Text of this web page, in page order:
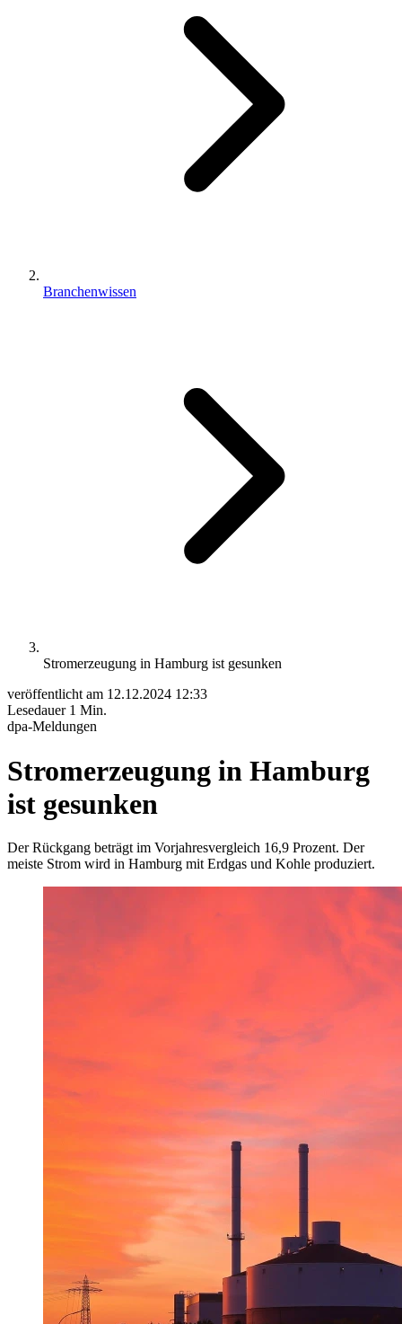
Branchenwissen
Stromerzeugung in Hamburg ist gesunken
veröffentlicht am 12.12.2024 12:33
Lesedauer 1 Min.
dpa-Meldungen
Stromerzeugung in Hamburg
ist gesunken
Der Rückgang beträgt im Vorjahresvergleich 16,9 Prozent. Der
meiste Strom wird in Hamburg mit Erdgas und Kohle produziert.